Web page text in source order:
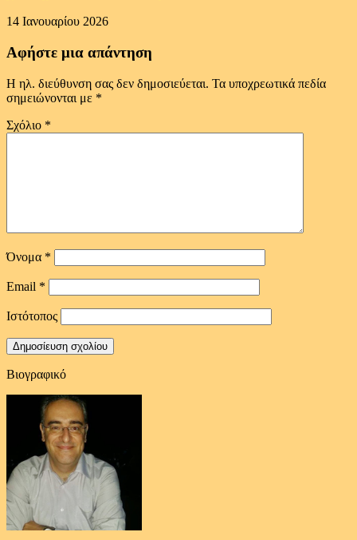
14 Ιανουαρίου 2026
Αφήστε μια απάντηση
Η ηλ. διεύθυνση σας δεν δημοσιεύεται. Τα υποχρεωτικά πεδία
σημειώνονται με *
Σχόλιο *
Όνομα *
Email *
Ιστότοπος
Βιογραφικό